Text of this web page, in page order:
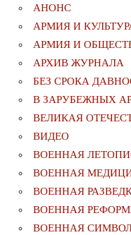
АНОНС
АРМИЯ И
АРМИЯ И
АРХИВ ЖУРНАЛА
БЕЗ СРОКА
В ЗАРУБЕЖНЫХ
ВЕЛИКАЯ
ВИДЕО
ВОЕННАЯ
ВОЕННАЯ
ВОЕННАЯ
ВОЕННАЯ
ВОЕННАЯ